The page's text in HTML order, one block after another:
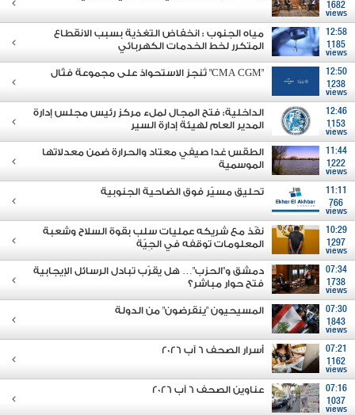
1682
views
12:58
1185
views
مياه الجنوب : انخفاض التغذية بسبب الانقطاع
المتكرر لخط الخدمات الكهربائي
12:50
1238
views
"CMA CGM" تُنجز الاستحواذ على مجموعة فتّال
12:46
1153
views
الداخلية: فتح المجال لملء مركز رئيس مجلس إدارة
المدير العام لهيئة إدارة السير
11:44
1222
views
الطقس غدا صيفي معتاد والحرارة ضمن معدلاتها
الموسمية
11:11
766
views
تحليق مسيّر فوق الضاحية الجنوبية
10:29
1297
views
نفّذ مع شريكه عمليات سلب بقوة السلاح وشعبة
المعلومات توقفه في الجِيّة
07:34
1738
views
دمشق و"الحزب"… هل يقرّب تبادل الرسائل الإيجابية
فتح حوار مباشر؟
07:30
1843
views
المسيحيون "ينقرضون" من الدولة
07:21
1162
views
أسرار الصحف 6 آب 2026
07:16
1037
views
عناوين الصحف 6 آب 2026